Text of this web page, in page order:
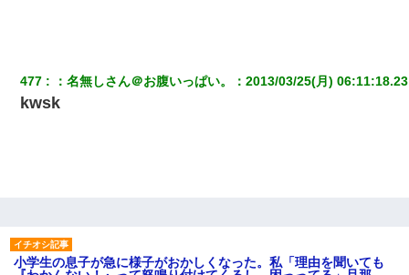
477 ：名無しさん＠お腹いっぱい。 ：2013/03/25(月)
kwsk
小学生の息子が急に様子がおかしくなった。私「理由を聞いても